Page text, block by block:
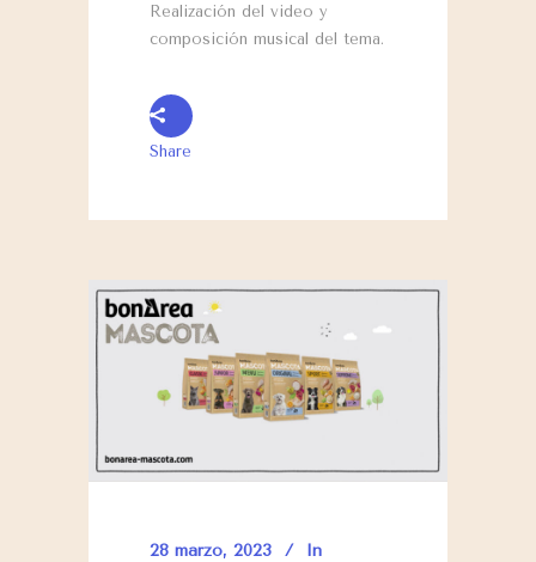
Realización del video y
composición musical del tema.
Share
28 marzo, 2023 In